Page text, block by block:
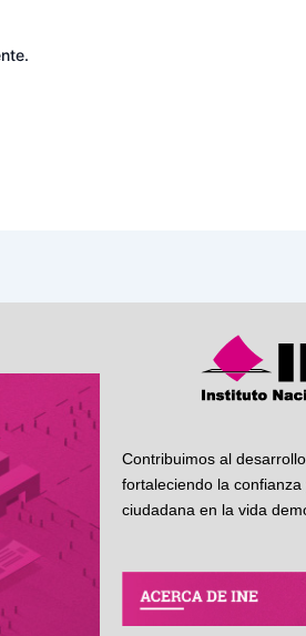
Contribuimos al
fortaleciendo la
ciudadana en la vida